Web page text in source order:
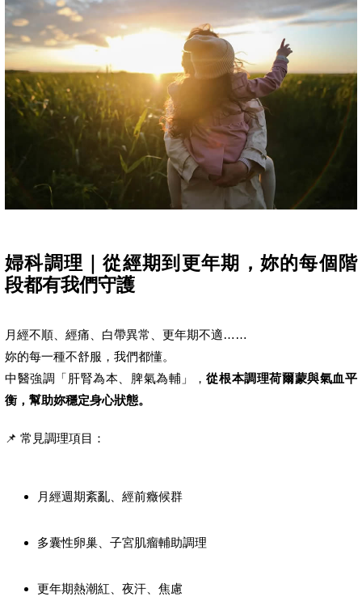
婦科調理｜從經期到更年期，妳的每個階
段都有我們守護
月經不順、經痛、白帶異常、更年期不適……
妳的每一種不舒服，我們都懂。
中醫強調「肝腎為本、脾氣為輔」，從根本調理荷爾蒙與氣血平
衡，幫助妳穩定身心狀態。
📌 常見調理項目：
月經週期紊亂、經前癥候群
多囊性卵巢、子宮肌瘤輔助調理
更年期熱潮紅、夜汗、焦慮